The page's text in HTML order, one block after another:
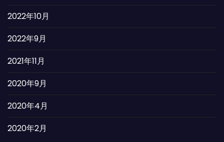
2022年10月
2022年9月
2021年11月
2020年9月
2020年4月
2020年2月